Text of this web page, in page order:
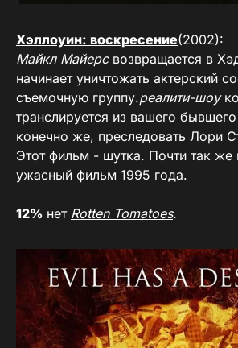
Хэллоуин: воскресение(2002):
Майкл Майерсвозвращается в
начинает уничтожать актерский
съемочную группу.реалити-шоу
транслируется из вашего
конечно же, преследовать Лори
Этот фильм - шутка. Почти так же
ужасный фильм 1995 года.
12% нет Rotten Tomatoes.